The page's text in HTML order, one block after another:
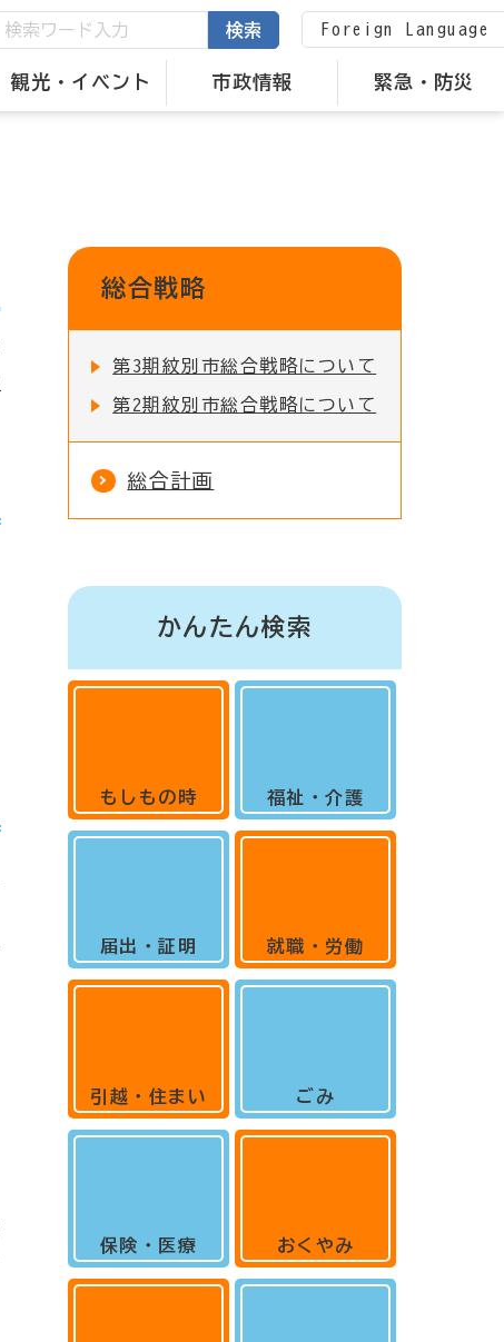
観光・イベント 市政情報 緊急・防災
検索 Foreign Language
総合戦略
第3期紋別市総合戦略について
第2期紋別市総合戦略について
総合計画
かんたん検索
もしもの時
届出・証明
引越・住まい
保険・医療
福祉・介護
就職・労働
ごみ
おくやみ